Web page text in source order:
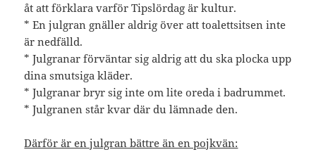
åt att förklara varför Tipslördag är kultur.
* En julgran gnäller aldrig över att toalettsitsen inte
är nedfälld.
* Julgranar förväntar sig aldrig att du ska plocka upp
dina smutsiga kläder.
* Julgranar bryr sig inte om lite oreda i badrummet.
* Julgranen står kvar där du lämnade den.
Därför är en julgran bättre än en pojkvän: